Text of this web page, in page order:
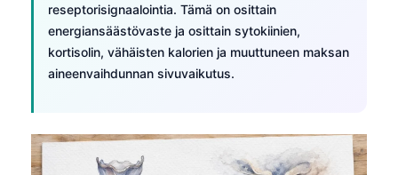
reseptorisignaalointia. Tämä on osittain
energiansäästövaste ja osittain sytokiinien,
kortisolin, vähäisten kalorien ja muuttuneen maksan
aineenvaihdunnan sivuvaikutus.